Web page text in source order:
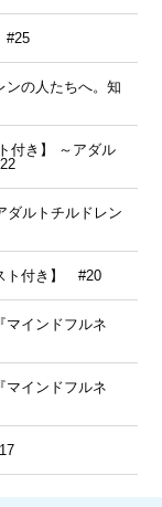
#25
の人たちへ。知
付き】 ～アダル
ルトチルドレン
ト付き】 #20
マインドフルネ
マインドフルネ